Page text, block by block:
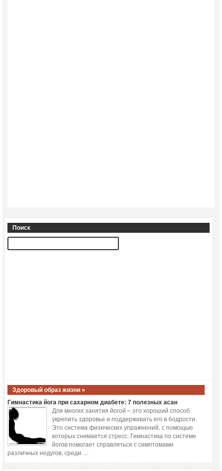
Поиск
Здоровый образ жизни »
Гимнастика йога при сахарном диабете: 7 полезных асан
Для многих занятия йогой – это хороший способ
укрепить здоровье и поддерживать его в бодрости.
Это система физических упражнений, с помощью
которых снимается стресс. Гимнастика по системе
йогов помогает справляться с симптомами
различных недугов, среди …